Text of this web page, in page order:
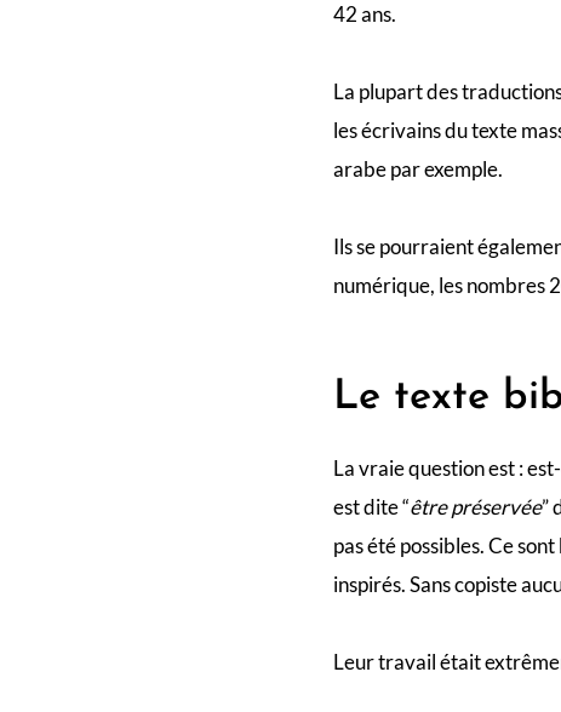
42 ans.
La plupart des
les écrivains du texte
arabe par exemple.
Ils se pourraient
numérique, les nombres
Le texte
La vraie question est :
est dite “être préservée”
pas été possibles. Ce
inspirés. Sans copiste
Leur travail était